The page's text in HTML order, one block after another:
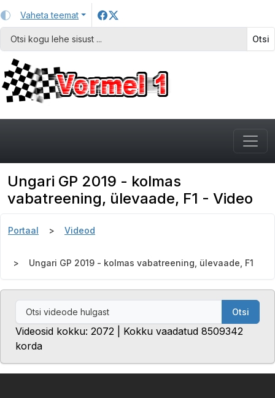
Vaheta teemat
Otsi
Ungari GP 2019 - kolmas
vabatreening, ülevaade, F1 - Video
Portaal Videod
Ungari GP 2019 - kolmas vabatreening, ülevaade, F1
Otsi
Videosid kokku: 2072 | Kokku vaadatud 8509342
korda